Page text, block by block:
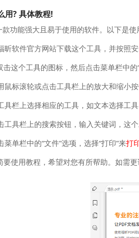
用? 具体教程!
款功能强大且易于使用的软件。以下是
昕软件官方网站下载这个工具，并按照
击这个工具的图标，然后点击菜单栏中
鼠标滚轮或点击工具栏上的放大和缩小
具栏上选择相应的工具，如文本选择工
工具栏上的搜索按钮，输入关键词，这
单栏中的“文件”选项，选择“打印”来打
要使用教程，希望对您有所帮助。如需